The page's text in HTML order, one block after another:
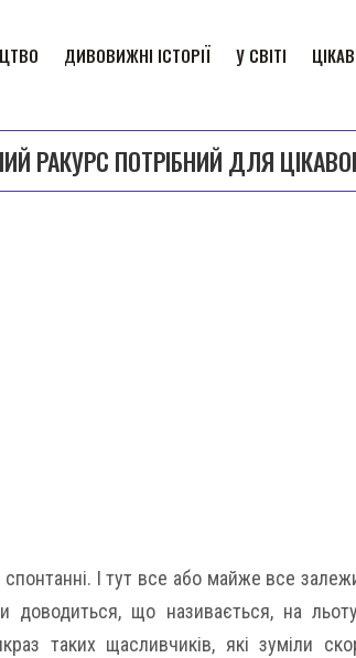
ДИВОВИЖНІ ІСТОРІЇ У СВІТІ
РАКУРС ПОТРІБНИЙ ДЛЯ
спонтанні. І тут все або майже все
доводиться, що називається, на
таких щасливчиків, які зуміли